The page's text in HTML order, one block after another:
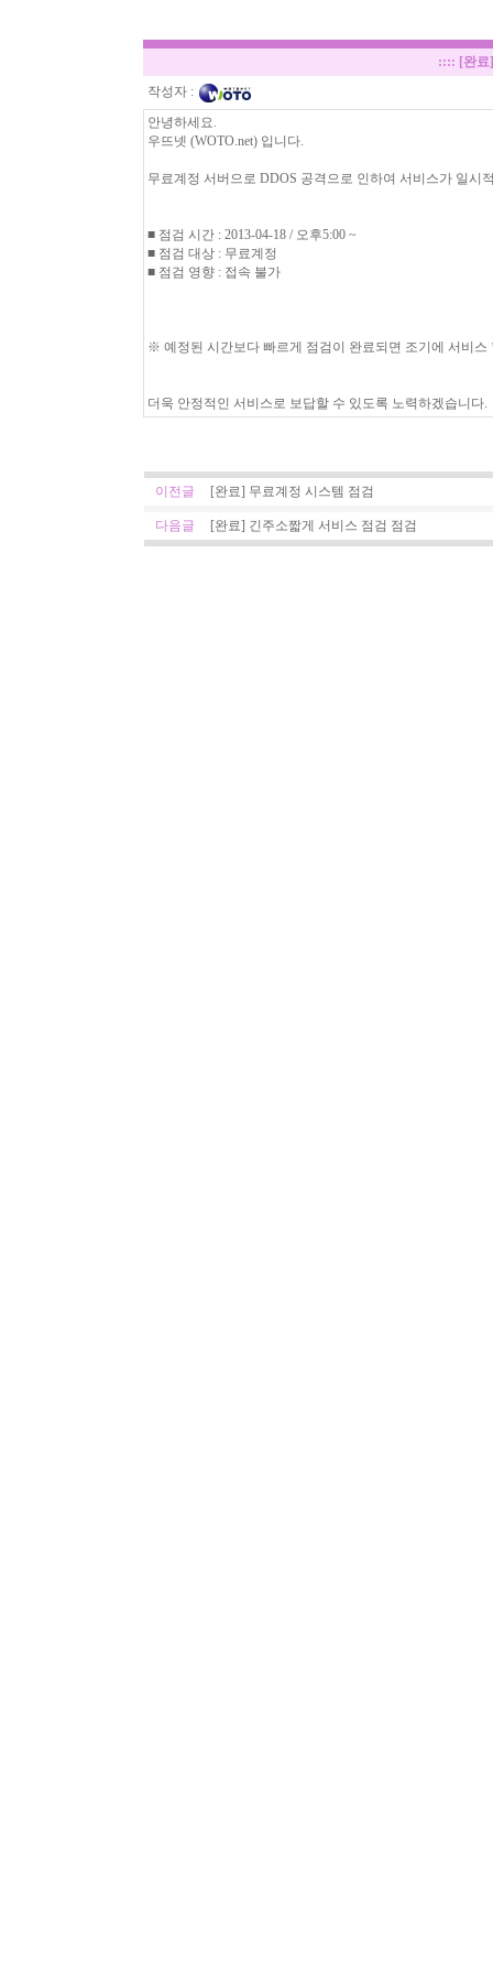
:::: [완
작성자 :
안녕하세요.
우뜨넷 (WOTO.net) 입니다.
무료계정 서버으로 DDOS 공격으로 인하여 서비스가 일시
■ 점검 시간 : 2013-04-18 / 오후5:00 ~
■ 점검 대상 : 무료계정
■ 점검 영향 : 접속 불가
※ 예정된 시간보다 빠르게 점검이 완료되면 조기에 서비스
더욱 안정적인 서비스로 보답할 수 있도록 노력하겠습니다.
이전글 [완료] 무료계정 시스템 점검
다음글 [완료] 긴주소짧게 서비스 점검 점검